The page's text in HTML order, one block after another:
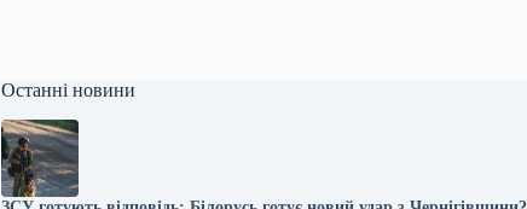
Останні новини